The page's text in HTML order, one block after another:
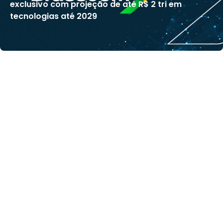
exclusivo com projeção de até R$ 2 tri em
tecnologias até 2029